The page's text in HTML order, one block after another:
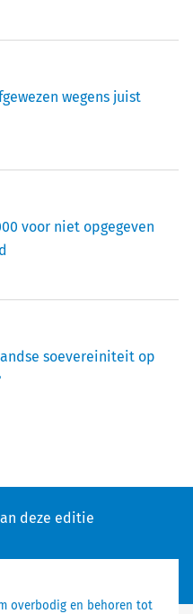
wegens juist
voor niet opgegeven
soevereiniteit op
deze editie
overbodig en behoren tot